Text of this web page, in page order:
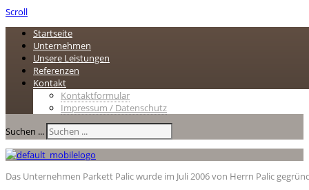
Scroll
Startseite
Unternehmen
Unsere Leistungen
Referenzen
Kontakt
Kontaktformular
Impressum / Datenschutz
Suchen ...
Das Unternehmen Parkett Palic wurde im Juli 2006 von Herrn Palic